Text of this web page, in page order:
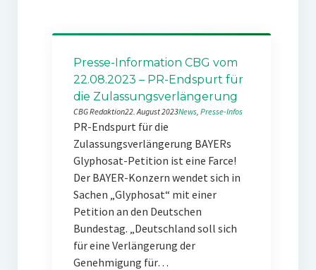
Presse-Information CBG vom
22.08.2023 – PR-Endspurt für
die Zulassungsverlängerung
CBG Redaktion22. August 2023News, Presse-Infos
PR-Endspurt für die
Zulassungsverlängerung BAYERs
Glyphosat-Petition ist eine Farce!
Der BAYER-Konzern wendet sich in
Sachen „Glyphosat“ mit einer
Petition an den Deutschen
Bundestag. „Deutschland soll sich
für eine Verlängerung der
Genehmigung für…